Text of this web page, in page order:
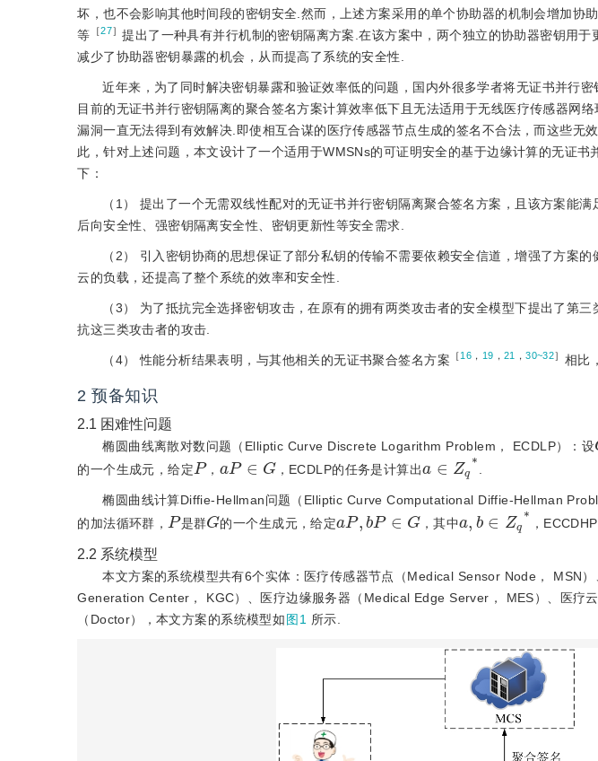
坏，也不会影响其他时间段的密钥安全.然而，上述方案采用的单个协助器的机制会增加协
等 ［27］提出了一种具有并行机制的密钥隔离方案.在该方案中，两个独立的协助器密钥用于
减少了协助器密钥暴露的机会，从而提高了系统的安全性.
近年来，为了同时解决密钥暴露和验证效率低的问题，国内外很多学者将无证书并行
目前的无证书并行密钥隔离的聚合签名方案计算效率低下且无法适用于无线医疗传感器网
漏洞一直无法得到有效解决.即使相互合谋的医疗传感器节点生成的签名不合法，而这些无
此，针对上述问题，本文设计了一个适用于WMSNs的可证明安全的基于边缘计算的无证
下：
（1） 提出了一个无需双线性配对的无证书并行密钥隔离聚合签名方案，且该方案能
后向安全性、强密钥隔离安全性、密钥更新性等安全需求.
（2） 引入密钥协商的思想保证了部分私钥的传输不需要依赖安全信道，增强了方案
云的负载，还提高了整个系统的效率和安全性.
（3） 为了抵抗完全选择密钥攻击，在原有的拥有两类攻击者的安全模型下提出了第
抗这三类攻击者的攻击.
（4） 性能分析结果表明，与其他相关的无证书聚合签名方案 ［16 ， 19 ， 21 ，30~32］ 相比
2 预备知识
2.1 困难性问题
椭圆曲线离散对数问题（Elliptic Curve Discrete Logarithm Problem， ECDLP）：设
的一个生成元，给定
P
，
P∈ G
，ECDLP的任务是计算出
Zq *
椭圆曲线计算Diffie-Hellman问题（Elliptic Curve Computational Diffie-Hellman
的加法循环群，
P
是群
G
的一个生成元，给定
P, b P∈ G
，其中
b Zq *
，
2.2 系统模型
本文方案的系统模型共有6个实体：医疗传感器节点（Medical Sensor Node， MSN
Generation Center， KGC）、医疗边缘服务器（Medical Edge Server， MES）、医疗
（Doctor），本文方案的系统模型如图1 所示.